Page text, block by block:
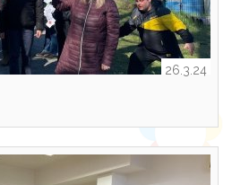
26.3.24